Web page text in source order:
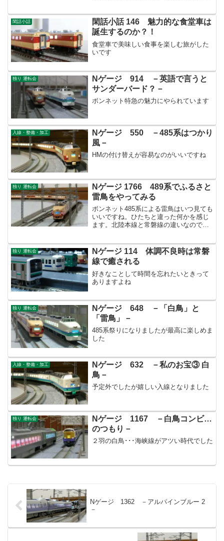
閑話小話
閑話小話 146 魅力的な食堂車は
誕生するのか？！
食堂車で美味しい食事を楽しむ旅がした
いです
独り 運転会
Nゲージ 914 －英語で言うと
サンダーバード？－
ボンネット特急の魅力にやられています
入線・整備・加工
Nゲージ 550 －485系はつかり
風－
HMの付け替えが容易なのがいいですね
独り 運転会
Nゲージ 1766 489系でふるさと
雷鳥をやってみる
ボンネット485系による雷鳥はいつ見ても
いいですね。ひたちと違った何かを感じ
ます。北陸本線と常磐線の違いなのでし
独り 運転会
Nゲージ 114 体調不良時は常磐
線で癒される
好きなことして時間を忘れたいときって
ありますよね
独り 運転会
Nゲージ 648 －「白鳥」と
「雷鳥」－
485系祭りになりましたが最高に楽しめま
した
入線・整備・加工
Nゲージ 632 －私のお宝③ 白
鳥－
予定外でしたが嬉しい入線となりました
独り 運転会
Nゲージ 1167 －白鳥コンビ…
のつもり－
２羽の白鳥･･･海峡線がアツい時代でした
Nゲージ 1362 －アルパインブルー 2
－